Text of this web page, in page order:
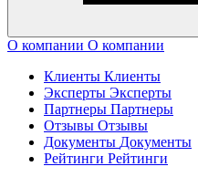
О компании О компании
Клиенты Клиенты
Эксперты Эксперты
Партнеры Партнеры
Отзывы Отзывы
Документы Документы
Рейтинги Рейтинги